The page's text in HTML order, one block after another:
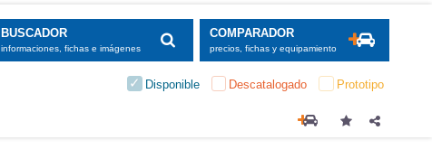
BUSCADOR
informaciones, fichas e imágenes
COMPARADOR
precios, fichas y equipamiento
Disponible Descatalogado Prototipo